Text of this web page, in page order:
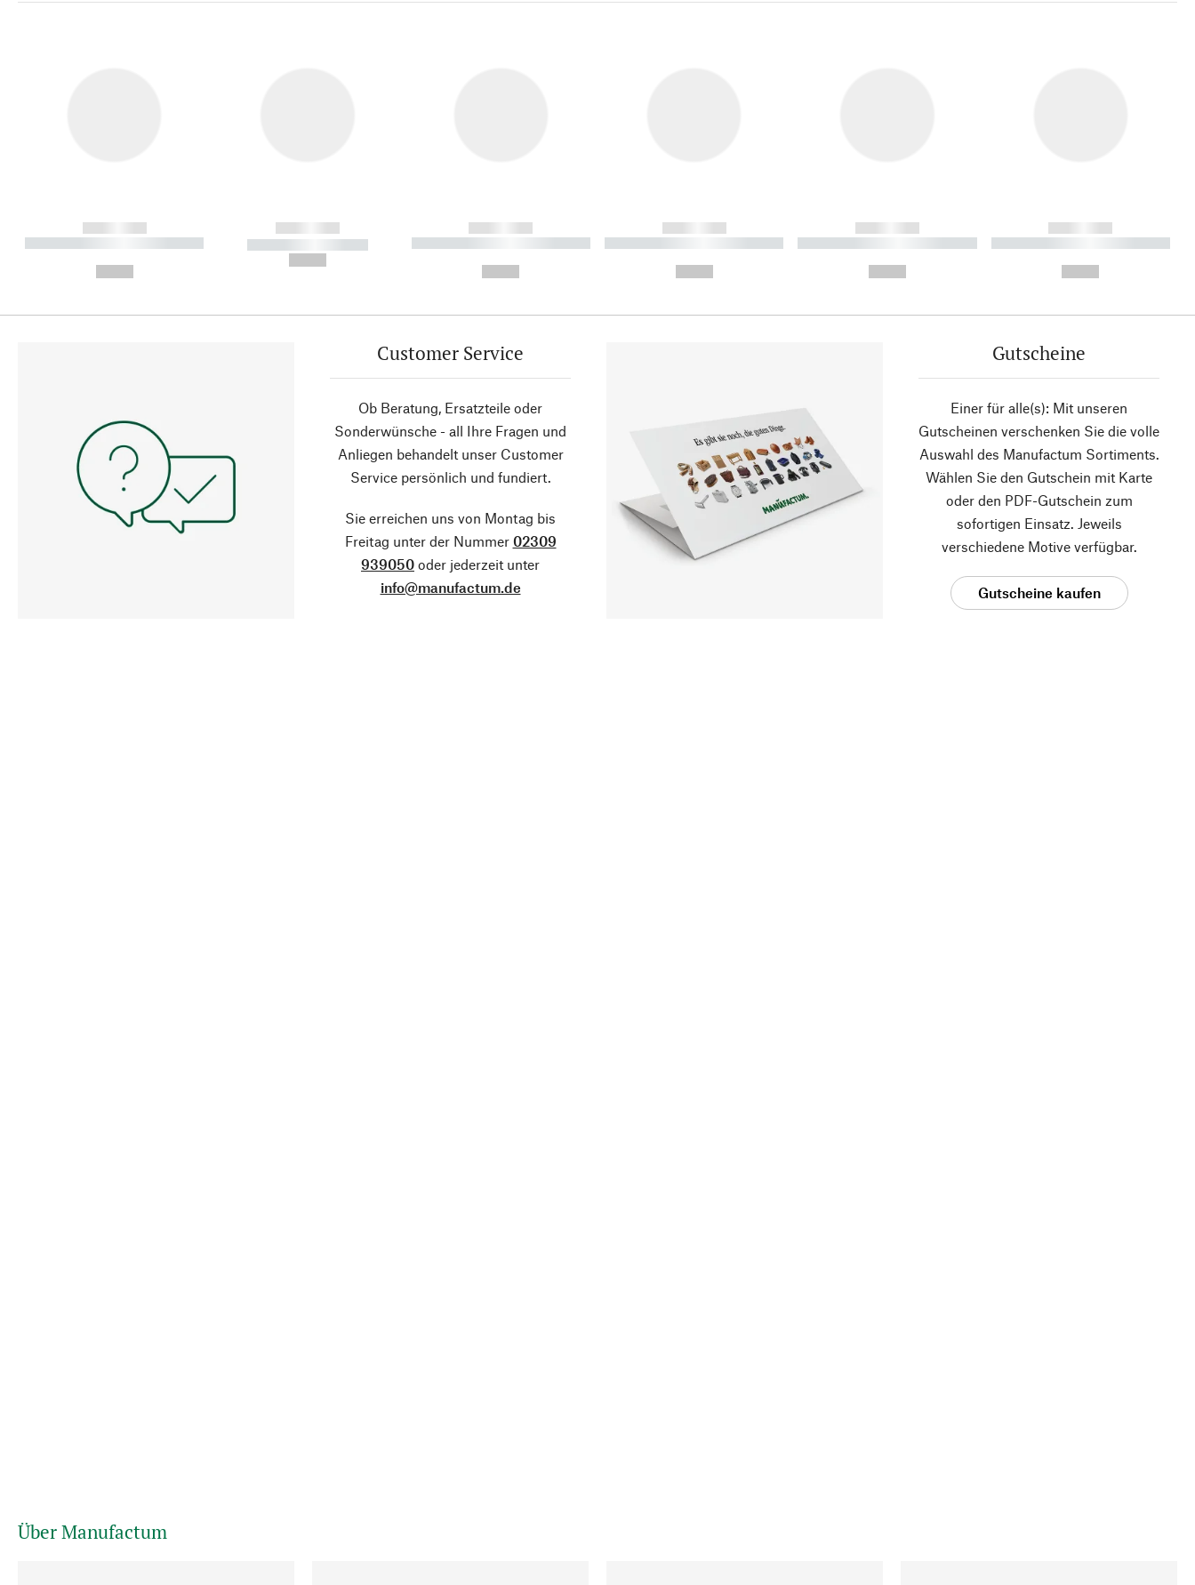
------------
----------- ----------- ----------
------------
----------- -----------
------------
----------- ----------- ----------
------------
----------- ----------- ----------
------------
----------- ----------- ----------
------------
----------- ----------- ----------
Customer Service
Ob Beratung, Ersatzteile oder
Sonderwünsche - all Ihre Fragen und
Anliegen behandelt unser Customer
Service persönlich und fundiert.
Sie erreichen uns von Montag bis
Freitag unter der Nummer 02309
939050 oder jederzeit unter
info@manufactum.de
Gutscheine
Einer für alle(s): Mit unseren
Gutscheinen verschenken Sie die volle
Auswahl des Manufactum Sortiments.
Wählen Sie den Gutschein mit Karte
oder den PDF-Gutschein zum
sofortigen Einsatz. Jeweils
verschiedene Motive verfügbar.
Gutscheine kaufen
Über Manufactum